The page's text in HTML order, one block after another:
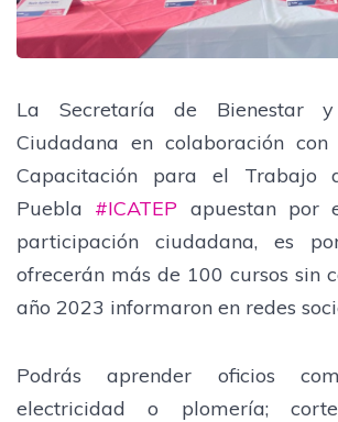
La Secretaría de Bienestar y
Ciudadana en colaboración
Capacitación para el Trabajo
Puebla #ICATEP apuestan por
participación ciudadana, es
ofrecerán más de 100 cursos sin
año 2023 informaron en redes
Podrás aprender oficios
electricidad o plomería;